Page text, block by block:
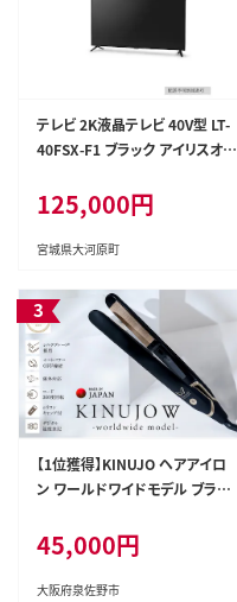
テレビ 2K液晶テレビ 40V型 LT-
40FSX-F1 ブラック アイリスオー
ョン Wチューナー 裏番組録画 H
DD録画 2台目 セカンドテレビ
子ども部屋 寝室 シンプル tv 40
125,000円
宮城県大河原町
【1位獲得】KINUJO ヘアアイロ
ン ワールドワイドモデル ブラッ
説明書付き 1年間保証 美容家電
キヌジョ キヌージョ ギフト プレ
ゼント 新生活 一人暮らし】 IBS0
45,000円
大阪府泉佐野市